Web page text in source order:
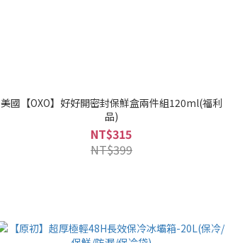
美國【OXO】好好開密封保鮮盒兩件組120ml(福利
品)
NT$315
NT$399